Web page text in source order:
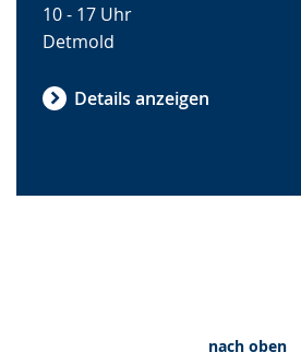
10 - 17 Uhr
Detmold
Details anzeigen
nach oben